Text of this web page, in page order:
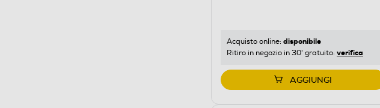
Acquisto online: disponibile
Ritiro in negozio in 30' gratuito: verifica
AGGIUNGI